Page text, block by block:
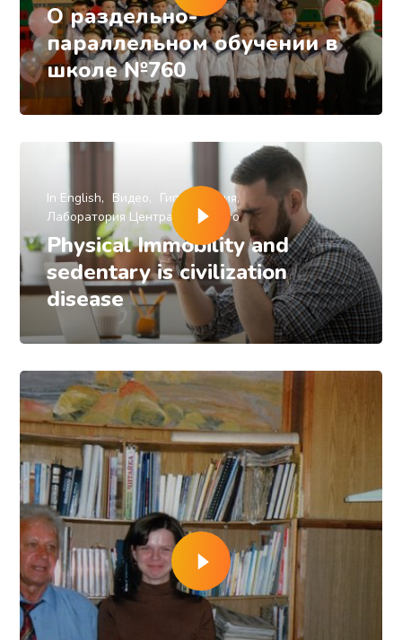
О раздельно-
параллельном обучении в
школе №760
In English Видео
Гиподинамия
Лаборатория Центра Базарного
Physical Immobility and
sedentary is civilization
disease